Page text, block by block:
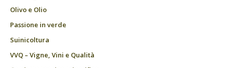
Olivo e Olio
Passione in verde
Suinicoltura
VVQ – Vigne, Vini e Qualità